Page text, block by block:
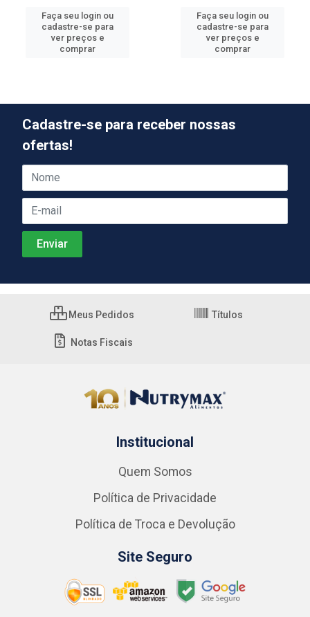
Faça seu login ou
cadastre-se para
ver preços e
comprar
Faça seu login ou
cadastre-se para
ver preços e
comprar
Cadastre-se para receber nossas
ofertas!
Meus Pedidos Títulos
Notas Fiscais
Institucional
Quem Somos
Política de Privacidade
Política de Troca e Devolução
Site Seguro